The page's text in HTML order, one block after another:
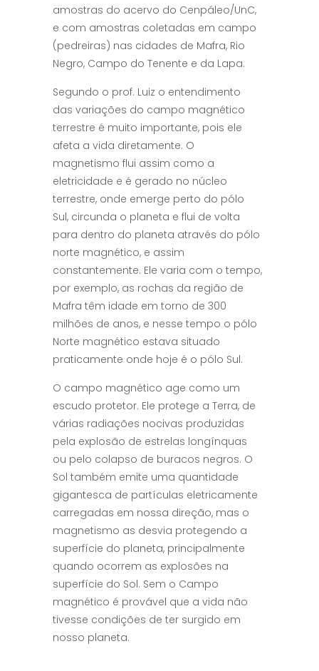
amostras do acervo do Cenpáleo/UnC,
e com amostras coletadas em campo
(pedreiras) nas cidades de Mafra, Rio
Negro, Campo do Tenente e da Lapa.
Segundo o prof. Luiz o entendimento
das variações do campo magnético
terrestre é muito importante, pois ele
afeta a vida diretamente. O
magnetismo flui assim como a
eletricidade e é gerado no núcleo
terrestre, onde emerge perto do pólo
Sul, circunda o planeta e flui de volta
para dentro do planeta através do pólo
norte magnético, e assim
constantemente. Ele varia com o tempo,
por exemplo, as rochas da região de
Mafra têm idade em torno de 300
milhões de anos, e nesse tempo o pólo
Norte magnético estava situado
praticamente onde hoje é o pólo Sul.
O campo magnético age como um
escudo protetor. Ele protege a Terra, de
várias radiações nocivas produzidas
pela explosão de estrelas longínquas
ou pelo colapso de buracos negros. O
Sol também emite uma quantidade
gigantesca de partículas eletricamente
carregadas em nossa direção, mas o
magnetismo as desvia protegendo a
superfície do planeta, principalmente
quando ocorrem as explosões na
superfície do Sol. Sem o Campo
magnético é provável que a vida não
tivesse condições de ter surgido em
nosso planeta.